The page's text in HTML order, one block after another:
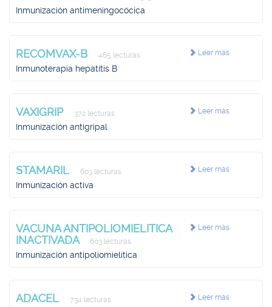
Inmunización antimeningocócica
Leer más
RECOMVAX-B 465 lecturas
Inmunoterapia hepatitis B
Leer más
VAXIGRIP 372 lecturas
Inmunización antigripal
Leer más
STAMARIL 603 lecturas
Inmunización activa
Leer más
VACUNA ANTIPOLIOMIELITICA
INACTIVADA
603 lecturas
Inmunización antipoliomielítica
Leer más
ADACEL 734 lecturas